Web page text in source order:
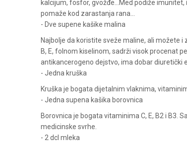
kalcijum, fosfor, gvožđe...Med podiže
pomaže kod zarastanja rana...
- Dve supene kašike malina
Najbolje da koristite sveže maline, ali možete
B, E, folnom kiselinom, sadrži visok procenat
antikancerogeno dejstvo, ima dobar diuretički
- Jedna kruška
Kruška je bogata dijetalnim vlaknima,
- Jedna supena kašika borovnica
Borovnica je bogata vitaminima C, E, B2 i B3.
medicinske svrhe.
- 2 dcl mleka